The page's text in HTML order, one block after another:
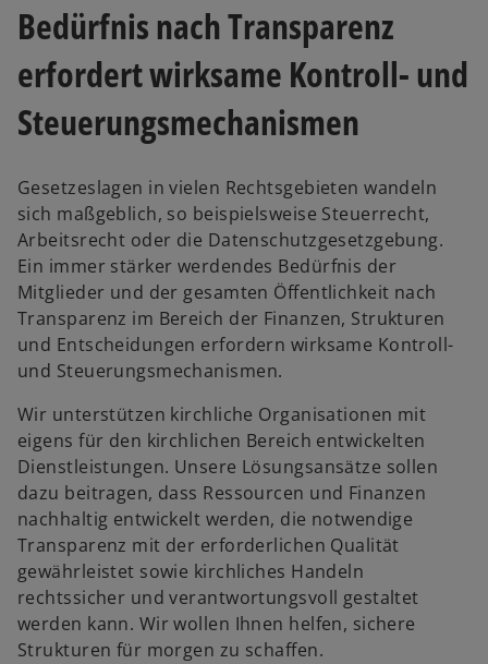
Bedürfnis nach Transparenz
erfordert wirksame Kontroll- und
Steuerungsmechanismen
Gesetzeslagen in vielen Rechtsgebieten wandeln
sich maßgeblich, so beispielsweise Steuerrecht,
Arbeitsrecht oder die Datenschutzgesetzgebung.
Ein immer stärker werdendes Bedürfnis der
Mitglieder und der gesamten Öffentlichkeit nach
Transparenz im Bereich der Finanzen, Strukturen
und Entscheidungen erfordern wirksame Kontroll-
und Steuerungsmechanismen.
Wir unterstützen kirchliche Organisationen mit
eigens für den kirchlichen Bereich entwickelten
Dienstleistungen. Unsere Lösungsansätze sollen
dazu beitragen, dass Ressourcen und Finanzen
nachhaltig entwickelt werden, die notwendige
Transparenz mit der erforderlichen Qualität
gewährleistet sowie kirchliches Handeln
rechtssicher und verantwortungsvoll gestaltet
werden kann. Wir wollen Ihnen helfen, sichere
Strukturen für morgen zu schaffen.